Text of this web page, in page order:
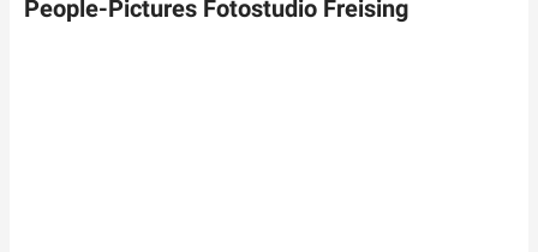
People-Pictures Fotostudio Freising